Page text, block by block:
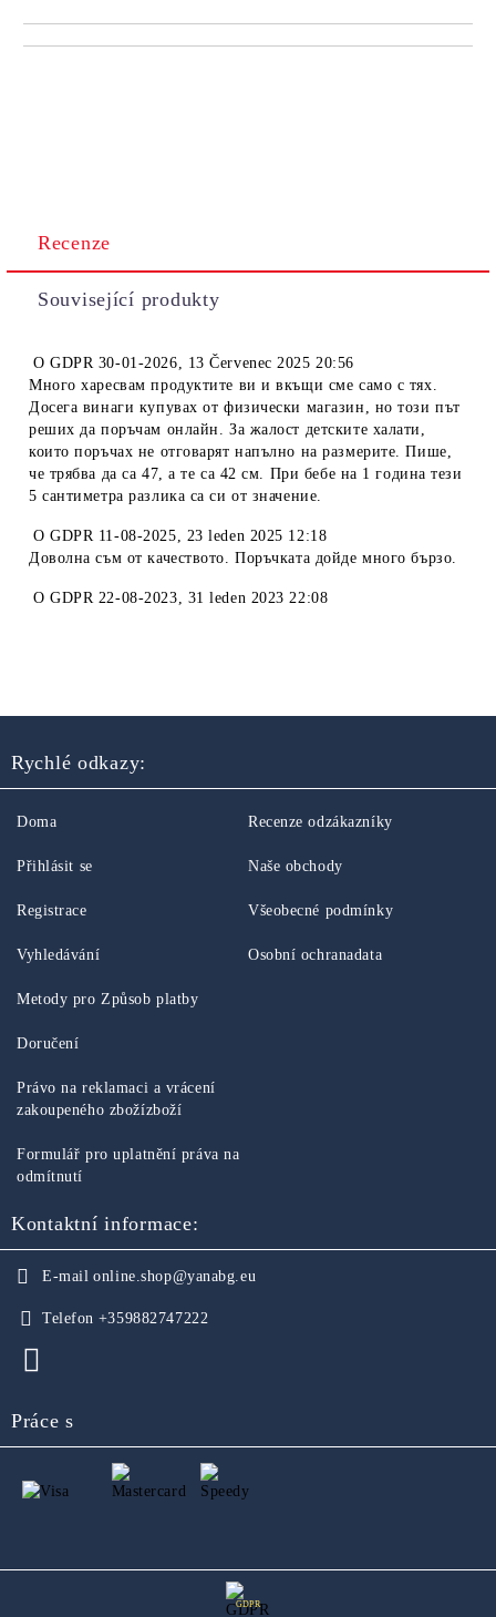
Recenze
Související produkty
OGDPR 30-01-2026, 13 Červenec 2025 20:56
Много харесвам продуктите ви и вкъщи сме само с тях.
Досега винаги купувах от физически магазин, но този път
реших да поръчам онлайн. За жалост детските халати,
които поръчах не отговарят напълно на размерите. Пише,
че трябва да са 47, а те са 42 см. При бебе на 1 година тези
5 сантиметра разлика са си от значение.
OGDPR 11-08-2025, 23 leden 2025 12:18
Доволна съм от качеството. Поръчката дойде много бързо.
OGDPR 22-08-2023, 31 leden 2023 22:08
Rychlé odkazy:
Doma
Přihlásit se
Registrace
Vyhledávání
Recenze odzákazníky
Naše obchody
Všeobecné podmínky
Osobní ochranadata
Metody pro Způsob platby
Doručení
Právo na reklamaci a vrácení
zakoupeného zbožízboží
Formulář pro uplatnění práva na
odmítnutí
Kontaktní informace:
E-mail online.shop@yanabg.eu
Telefon +359882747222
Práce s
GDPR